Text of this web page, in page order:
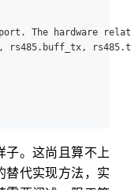
The hardware
rs485.buff_tx,
子。这尚且算不上
替代实现方法，实